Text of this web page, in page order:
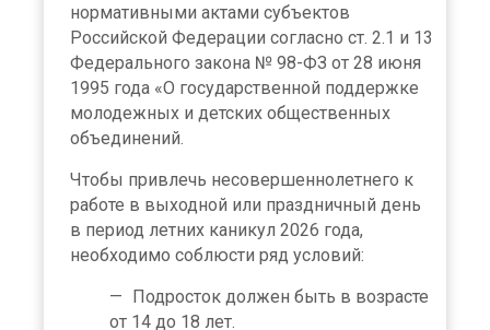
нормативными актами субъектов
Российской Федерации согласно ст. 2.1 и 13
Федерального закона № 98-ФЗ от 28 июня
1995 года «О государственной поддержке
молодежных и детских общественных
объединений.
Чтобы привлечь несовершеннолетнего к
работе в выходной или праздничный день
в период летних каникул 2026 года,
необходимо соблюсти ряд условий:
Подросток должен быть в возрасте
от 14 до 18 лет.